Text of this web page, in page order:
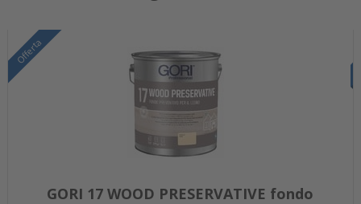
Offerta
GORI 17 WOOD PRESERVATIVE fondo